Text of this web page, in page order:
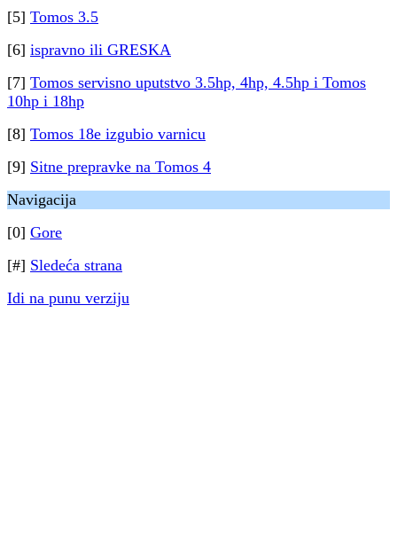
[5] Tomos 3.5
[6] ispravno ili GRESKA
[7] Tomos servisno uputstvo 3.5hp, 4hp, 4.5hp i Tomos
10hp i 18hp
[8] Tomos 18e izgubio varnicu
[9] Sitne prepravke na Tomos 4
Navigacija
[0] Gore
[#] Sledeća strana
Idi na punu verziju